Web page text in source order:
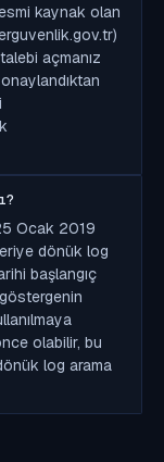
resmi kaynak olan
açmanız
Ocak 2019
dönük log
başlangıç
olabilir, bu
log arama